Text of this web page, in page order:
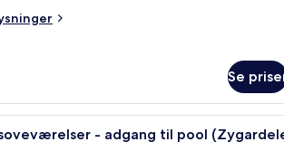
Se
Villa - 2 soveværelser -
- adgang til pool